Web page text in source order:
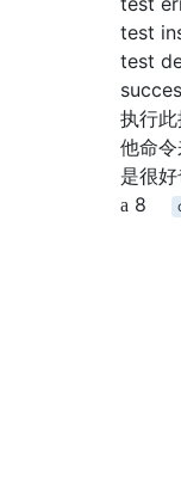
test
test
执行
他命
是很好
8